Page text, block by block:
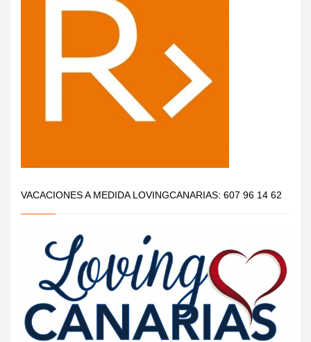
VACACIONES A MEDIDA LOVINGCANARIAS: 607 96 14 62